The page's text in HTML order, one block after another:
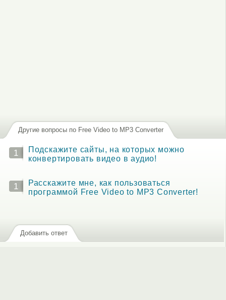
Другие вопросы по Free Video to MP3 Converter
1
Подскажите сайты, на которых можно
конвертировать видео в аудио!
1
Расскажите мне, как пользоваться
программой Free Video to MP3 Converter!
Добавить ответ